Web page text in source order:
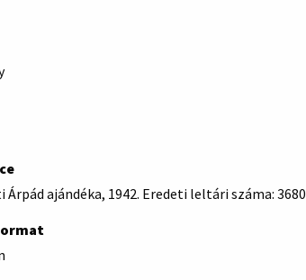
Árpád ajándéka, 1942. Eredeti leltári száma: 3680